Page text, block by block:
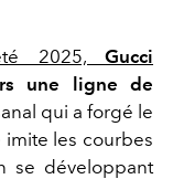
été 2025,Gucci
une ligne de
qui a forgé le
les courbes
se développant